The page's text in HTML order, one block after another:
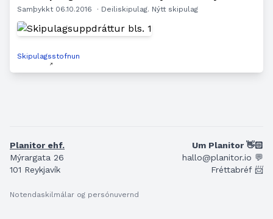
Samþykkt 06.10.2016 · Deiliskipulag. Nýtt skipulag
Skipulagsstofnun
Planitor ehf.
Mýrargata 26
101 Reykjavík
Notendaskilmálar og persónuvernd
Um Planitor 👋🏻
hallo@planitor.io 💬
Fréttabréf 📨